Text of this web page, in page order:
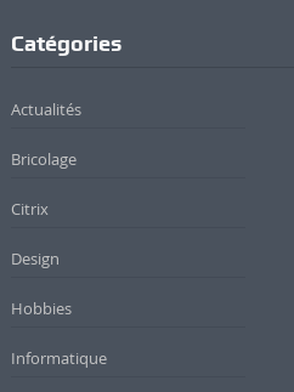
Catégories
Actualités
Bricolage
Citrix
Design
Hobbies
Informatique